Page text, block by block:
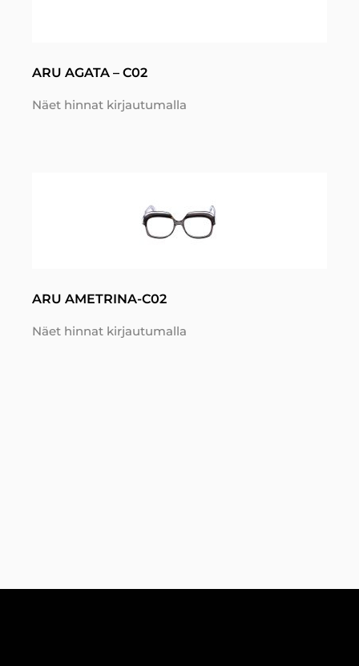
ARU AGATA – C02
Näet hinnat kirjautumalla
ARU AMETRINA-C02
Näet hinnat kirjautumalla